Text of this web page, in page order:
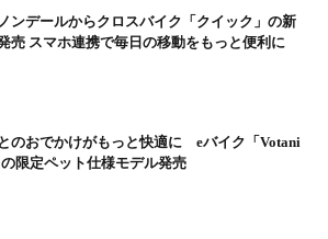
ンデールからクロスバイク「クイック」の新
売 スマホ連携で毎日の移動をもっと便利に
のおでかけがもっと快適に eバイク「Votani
限定ペット仕様モデル発売